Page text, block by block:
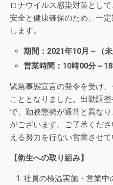
ロナウイルス感染対策とし
安全と健康確保のため、一
します。
期間：2021年10月～（未
営業時間：10時00分～
緊急事態宣言の発令を受け
こととなりました。出勤調
で、勤務態勢が通常と異な
がございます。ご了承くだ
える努力を行ない営業させて
【衛生への取り組み】
社員の検温実施・営業中